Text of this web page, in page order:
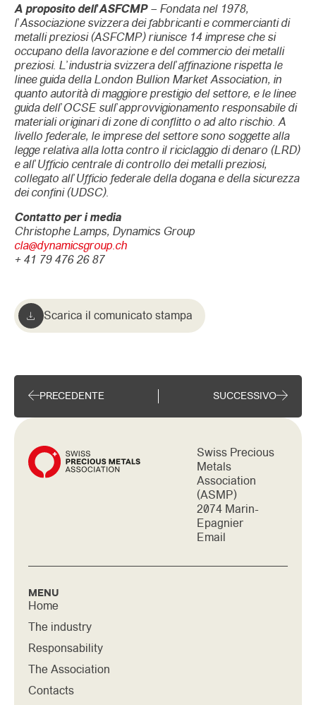
A proposito dell’ASFCMP– Fondata nel 1978,
l’Associazione svizzera dei fabbricanti e commercianti di
metalli preziosi (ASFCMP) riunisce 14 imprese che si
occupano della lavorazione e del commercio dei metalli
preziosi. L’industria svizzera dell’affinazione rispetta le
linee guida della London Bullion Market Association, in
quanto autorità di maggiore prestigio del settore, e le linee
guida dell’OCSE sull’approvvigionamento responsabile di
materiali originari di zone di conflitto o ad alto rischio. A
livello federale, le imprese del settore sono soggette alla
legge relativa alla lotta contro il riciclaggio di denaro (LRD)
e all’Ufficio centrale di controllo dei metalli preziosi,
collegato all’Ufficio federale della dogana e della sicurezza
dei confini (UDSC).
Contatto per i media
Christophe Lamps, Dynamics Group
cla@dynamicsgroup.ch
+ 41 79 476 26 87
Scarica il comunicato stampa
PRECEDENTE SUCCESSIVO
Swiss Precious
Metals
Association
(ASMP)
2074 Marin-
Epagnier
Email
MENU
Home
The industry
Responsability
The Association
Contacts